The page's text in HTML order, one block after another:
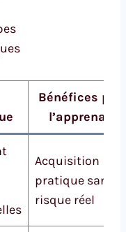
Bénéfices
l’apprenant
Acquisition
pratique sans
risque réel